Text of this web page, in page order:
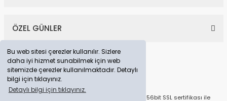
Bu web sitesi çerezler kullanılır. Sizlere
daha iyi hizmet sunabilmek için web
sitemizde çerezler kullanılmaktadır. Detaylı
bilgi için tıklayınız.
Detaylı bilgi için tıklayınız.
ÖZEL GÜNLER
© Tüm Hakları Saklıdır. Kredi kartı bilgileriniz 256bit SSL sertifikası ile